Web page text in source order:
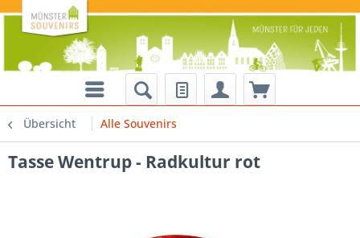
Übersicht Alle Souvenirs
Tasse Wentrup - Radkultur rot